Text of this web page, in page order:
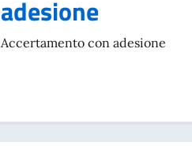
adesione
Accertamento con adesione